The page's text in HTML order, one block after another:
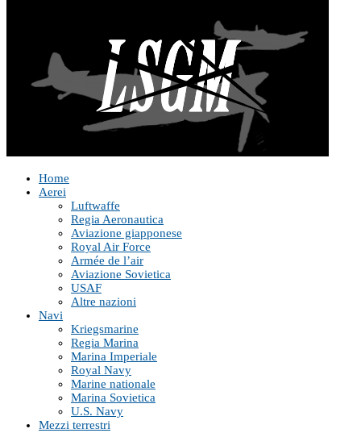
Home
Aerei
Luftwaffe
Regia Aeronautica
Aviazione giapponese
Royal Air Force
Armée de l’air
Aviazione Sovietica
USAF
Altre nazioni
Navi
Kriegsmarine
Regia Marina
Marina Imperiale
Royal Navy
Marine nationale
Marina Sovietica
U.S. Navy
Mezzi terrestri